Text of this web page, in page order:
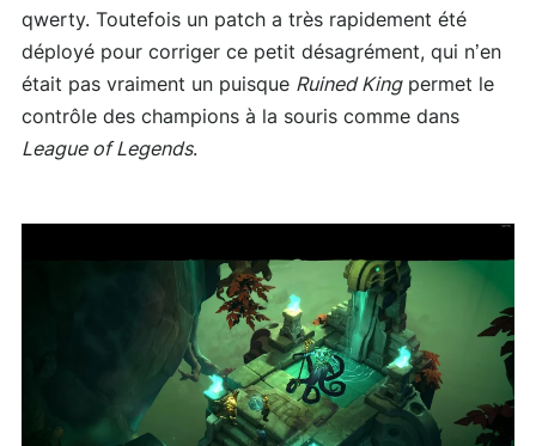
qwerty. Toutefois un patch a très rapidement été
déployé pour corriger ce petit désagrément, qui n’en
était pas vraiment un puisque Ruined Kingpermet le
contrôle des champions à la souris comme dans
League of Legends.